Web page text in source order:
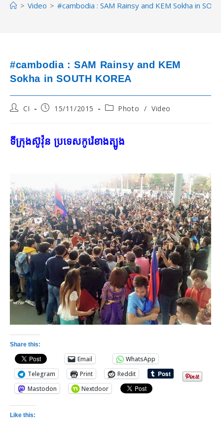
> Video > #cambodia : SAM Rainsy and KEM Sokha in
#cambodia : SAM Rainsy and KEM
Sokha in SOUTH KOREA
PostCI
Post15/11/2015
PostPhoto / Video
ទីក្រុងស៊ូវ៉ុន ប្រទេសកូរ៉េខាងត្បូង
Share this:
Email
WhatsApp
Telegram
Print
Reddit
Mastodon
Nextdoor
Like this: